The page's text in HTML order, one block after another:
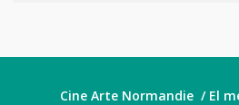
Cine Arte Normandie / El